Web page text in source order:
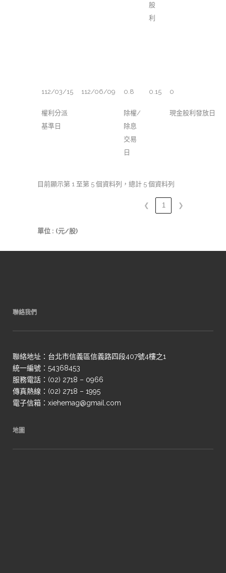
股
利
112/03/15 112/06/09 0.8 0.15 0
權利分派
基準日
除權/
除息
交易
日
現金股利發放日
目前顯示第 1 至第 5 個資料列，總計 5 個資料列
❮ 1 ❯
單位 : (元/股)
聯絡我們
聯絡地址：台北市信義區信義路四段407號4樓之1
統一編號：54368453
服務電話：(02) 2718 – 0966
傳真熱線：(02) 2718 – 1995
電子信箱：xiehemag@gmail.com
地圖